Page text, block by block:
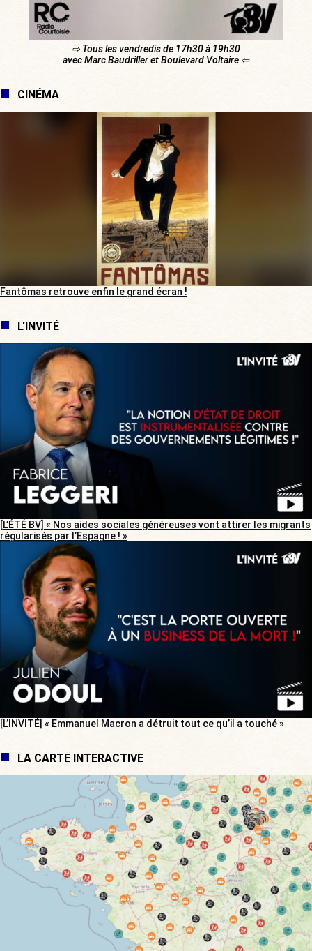
⇨ Tous les vendredis de 17h30 à 19h30
avec Marc Baudriller et Boulevard Voltaire ⇦
CINÉMA
Fantômas retrouve enfin le grand écran !
L'INVITÉ
[L’ÉTÉ BV] « Nos aides sociales généreuses vont attirer les migrants
régularisés par l’Espagne ! »
[L’INVITÉ] « Emmanuel Macron a détruit tout ce qu’il a touché »
LA CARTE INTERACTIVE